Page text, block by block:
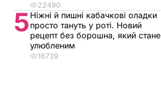
22490
5 Ніжні й пишні кабачкові оладки
просто тануть у роті. Новий
рецепт без борошна, який стане
улюбленим
16739